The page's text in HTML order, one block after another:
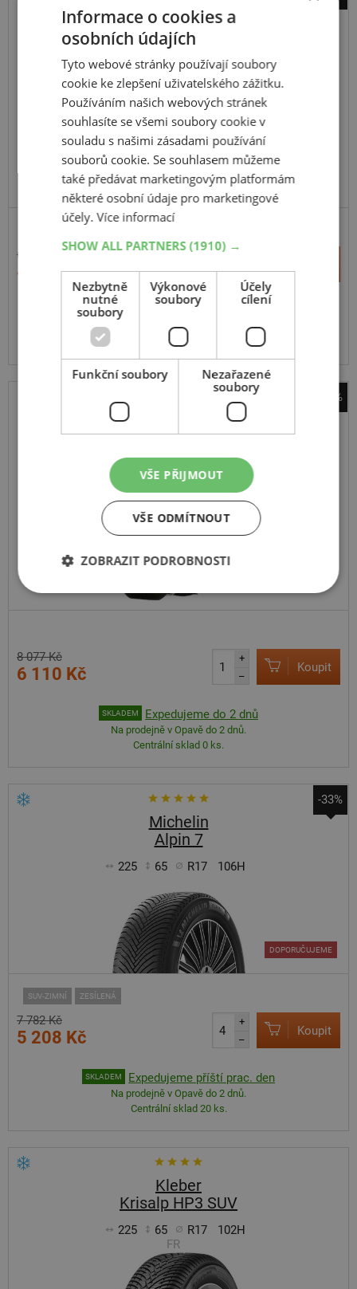
sněhové řetězy Pewag
Servo SUV RSV 79
6 534 Kč
4 907 Kč
–
SKLADEM Expedujeme do 2 dnů
Na prodejně v Opavě do 2 dnů.
Centrální sklad 0 ks.
-24%
sněhové řetězy Pewag
Brenta-C 4x4 XMR 79 V
8 077 Kč
6 110 Kč
+
–
Koupit
SKLADEM Expedujeme do 2 dnů
Na prodejně v Opavě do 2 dnů.
Centrální sklad 0 ks.
-33%
Michelin
Alpin 7
225 65 R17 106H
SUV-ZIMNÍ ZESÍLENÁ
DOPORUČUJEME
7 782 Kč
5 208 Kč
+
–
Koupit
SKLADEM Expedujeme příští prac. den
Na prodejně v Opavě do 2 dnů.
Centrální sklad 20 ks.
Kleber
Krisalp HP3 SUV
225 65 R17
102H
FR
Informace o cookies a
osobních údajích
Tyto webové stránky používají soubory
cookie ke zlepšení uživatelského zážitku.
Používáním našich webových stránek
souhlasíte se všemi soubory cookie v
souladu s našimi zásadami používání
souborů cookie. Se souhlasem můžeme
také předávat marketingovým platformám
některé osobní údaje pro marketingové
účely.Více informací
SHOW ALL PARTNERS(1910) →
Nezbytně
nutné
soubory
Výkonové
soubory
Účely
cílení
Funkční soubory
Nezařazené
soubory
VŠE PŘIJMOUT
VŠE ODMÍTNOUT
ZOBRAZIT PODROBNOSTI